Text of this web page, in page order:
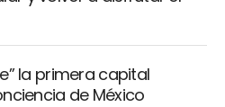
la primera capital
de México